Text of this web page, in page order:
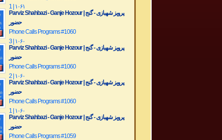
1 | ۱۰۶۱
Parviz Shahbazi - Ganje Hozour | پرویز شهبازی - گنج
حضور
Phone Calls Programs #1060
3 | ۱۰۶۰
Parviz Shahbazi - Ganje Hozour | پرویز شهبازی - گنج
حضور
Phone Calls Programs #1060
2 | ۱۰۶۰
Parviz Shahbazi - Ganje Hozour | پرویز شهبازی - گنج
حضور
Phone Calls Programs #1060
1 | ۱۰۶۰
Parviz Shahbazi - Ganje Hozour | پرویز شهبازی - گنج
حضور
Phone Calls Programs #1059